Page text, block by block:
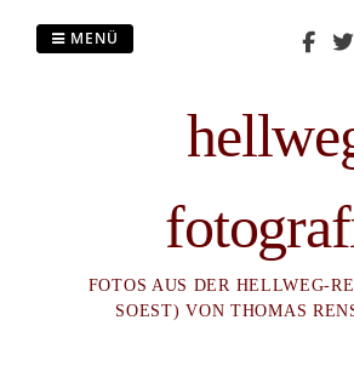
FOTOS AUS DER HELLWEG-
SOEST) VON THOMAS
MENÜ